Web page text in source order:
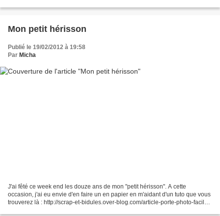
Mon petit hérisson
Publié le 19/02/2012 à 19:58
Par Micha
J'ai fêté ce week end les douze ans de mon "petit hérisson". A cette
occasion, j'ai eu envie d'en faire un en papier en m'aidant d'un tuto que vous
trouverez là : http://scrap-et-bidules.over-blog.com/article-porte-photo-facile-